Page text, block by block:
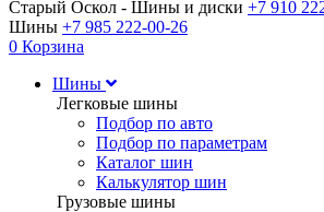
Старый Оскол - Шины и диски +7 910
Шины +7 985 222-00-26
0 Корзина
Шины
Легковые шины
Подбор по авто
Подбор по параметрам
Каталог шин
Калькулятор шин
Грузовые шины